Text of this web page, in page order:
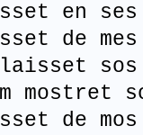
en
de
mostret
de